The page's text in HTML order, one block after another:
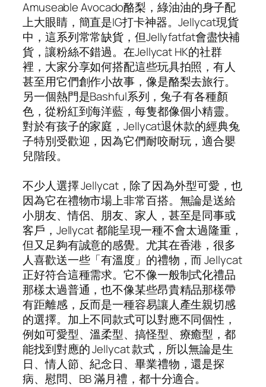
Amuseable Avocado酪梨，綠油油的身子配
上大眼睛，簡直是IG打卡神器。Jellycat現貨
中，這系列常常缺貨，但Jellyfatfat會盡快補
貨，讓粉絲不錯過。在Jellycat HK的社群
裡，大家分享如何搭配這些玩具拍照，有人
甚至用它們創作小故事，像是酪梨去旅行。
另一個熱門是Bashful系列，兔子有各種顏
色，從粉紅到海洋藍，每隻都像個小精靈。
對於有孩子的家庭，Jellycat退休款的經典兔
子特別受歡迎，因為它們耐咬耐玩，適合嬰
兒階段。
不少人選擇 Jellycat，除了因為外型可愛，也
因為它在禮物市場上非常百搭。無論是送給
小朋友、情侶、朋友、家人，甚至是同事或
客戶，Jellycat 都能呈現一種不會太過隆重，
但又足夠有誠意的感覺。尤其在香港，很多
人喜歡送一些「有溫度」的禮物，而 Jellycat
正好符合這種需求。它不像一般制式化禮品
那樣太過普通，也不像某些昂貴精品那樣帶
有距離感，反而是一種容易讓人產生親切感
的選擇。加上不同款式可以對應不同個性，
例如可愛型、溫柔型、搞怪型、療癒型，都
能找到對應的 Jellycat 款式，所以無論是生
日、情人節、紀念日、畢業禮物，還是探
病、慰問、BB 滿月禮，都十分適合。